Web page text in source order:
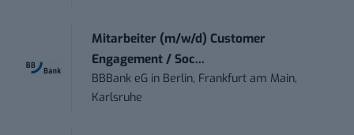
Mitarbeiter (m/w/d) Customer
Engagement / Soc...
BBBank eG in Berlin, Frankfurt am Main,
Karlsruhe